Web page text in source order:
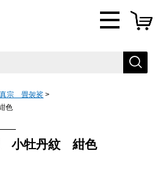
宗 畳袈裟
色
小牡丹紋 紺色